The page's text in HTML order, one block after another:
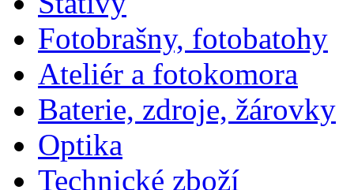
Fotobrašny, fotobatohy
Ateliér a fotokomora
Baterie, zdroje, žárovky
Optika
Technické zboží